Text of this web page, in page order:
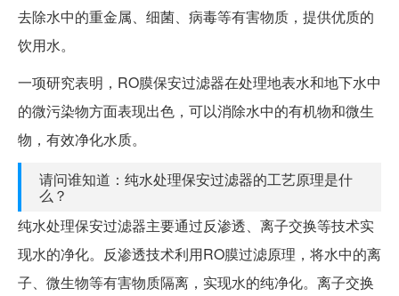
去除水中的重金属、细菌、病毒等有害物质，提供优质的
饮用水。
一项研究表明，RO膜保安过滤器在处理地表水和地下水中
的微污染物方面表现出色，可以消除水中的有机物和微生
物，有效净化水质。
请问谁知道：纯水处理保安过滤器的工艺原理是什
么？
纯水处理保安过滤器主要通过反渗透、离子交换等技术实
现水的净化。反渗透技术利用RO膜过滤原理，将水中的离
子、微生物等有害物质隔离，实现水的纯净化。离子交换